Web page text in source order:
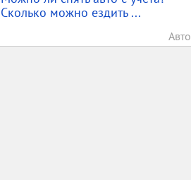
Сколько можно ездить ...
Авто